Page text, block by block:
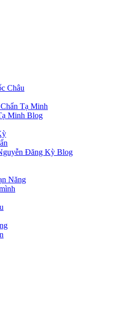
Châu
Tạ Minh
Minh Blog
Đăng Kỳ Blog
Năng